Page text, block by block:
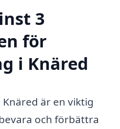
3
för
i Knäred
är en viktig
och förbättra